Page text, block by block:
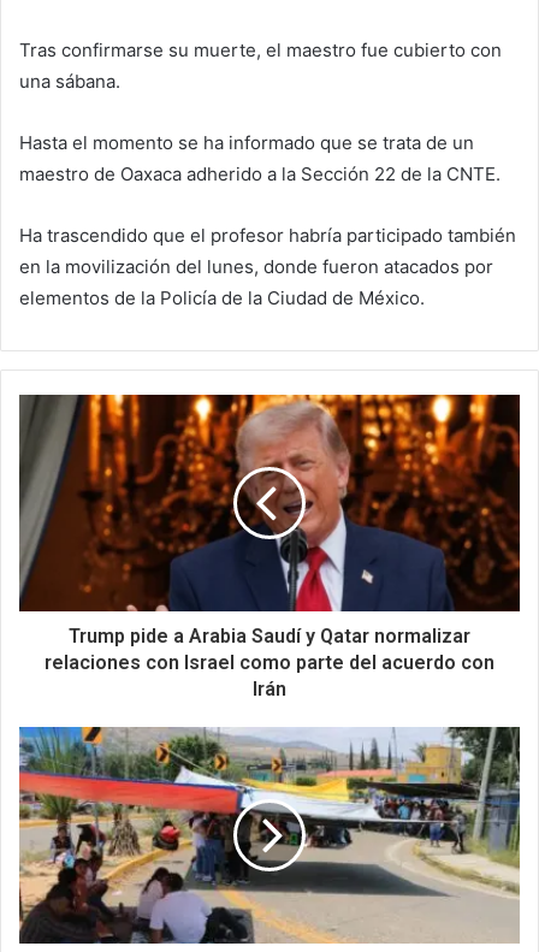
Tras confirmarse su muerte, el maestro fue cubierto con
una sábana.
Hasta el momento se ha informado que se trata de un
maestro de Oaxaca adherido a la Sección 22 de la CNTE.
Ha trascendido que el profesor habría participado también
en la movilización del lunes, donde fueron atacados por
elementos de la Policía de la Ciudad de México.
Trump pide a Arabia Saudí y Qatar normalizar
relaciones con Israel como parte del acuerdo con
Irán